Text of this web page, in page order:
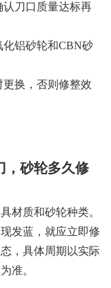
刀口质量达标再
铝砂轮和CBN砂
换，否则修整效
，砂轮多久修
材质和砂轮种类。
发蓝，就应立即修
，具体周期以实际
准。